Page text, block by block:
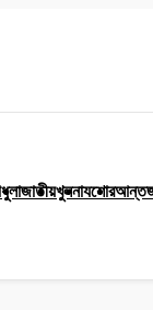
জাতীয়খুলনাযশোর